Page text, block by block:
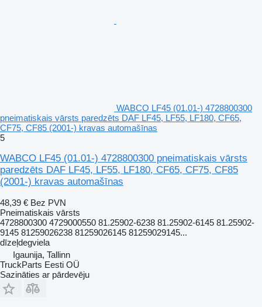
WABCO LF45 (01.01-) 4728800300
pneimatiskais vārsts paredzēts DAF LF45, LF55, LF180, CF65,
CF75, CF85 (2001-) kravas automašīnas
5
WABCO LF45 (01.01-) 4728800300 pneimatiskais vārsts
paredzēts DAF LF45, LF55, LF180, CF65, CF75, CF85
(2001-) kravas automašīnas
48,39 € Bez PVN
Pneimatiskais vārsts
4728800300 4729000550 81.25902-6238 81.25902-6145 81.25902-
9145 81259026238 81259026145 81259029145...
dīzeļdegviela
Igaunija, Tallinn
TruckParts Eesti OÜ
Sazināties ar pārdevēju